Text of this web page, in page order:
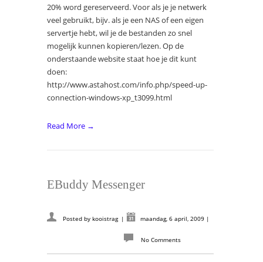
20% word gereserveerd. Voor als je je netwerk
veel gebruikt, bijv. als je een NAS of een eigen
servertje hebt, wil je de bestanden zo snel
mogelijk kunnen kopieren/lezen. Op de
onderstaande website staat hoe je dit kunt
doen:
http://www.astahost.com/info.php/speed-up-
connection-windows-xp_t3099.html
Read More →
EBuddy Messenger
Posted by kooistrag | maandag, 6 april, 2009 |
No Comments